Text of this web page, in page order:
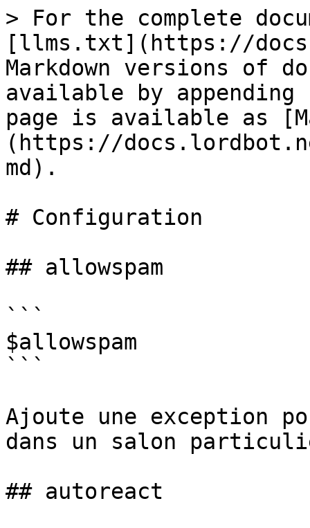
> For the complete
[llms.txt](https://
Markdown versions of
available by
page is available as
(https://
md).
# Configuration
## allowspam
```
$allowspam
```
Ajoute une exception
dans un salon
## autoreact